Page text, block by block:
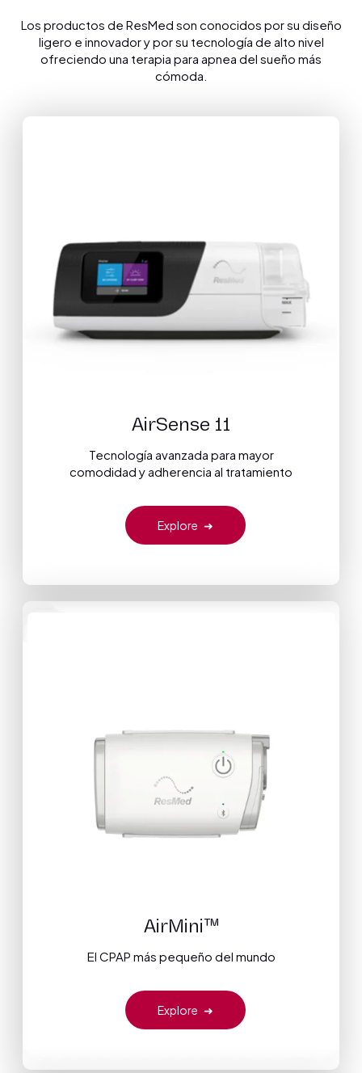
Los productos de ResMed son conocidos por su diseño
ligero e innovador y por su tecnología de alto nivel
ofreciendo una terapia para apnea del sueño más
cómoda.
AirSense 11
Tecnología avanzada para mayor
comodidad y adherencia al tratamiento
Explore ➜
AirMini™
El CPAP más pequeño del mundo
Explore ➜